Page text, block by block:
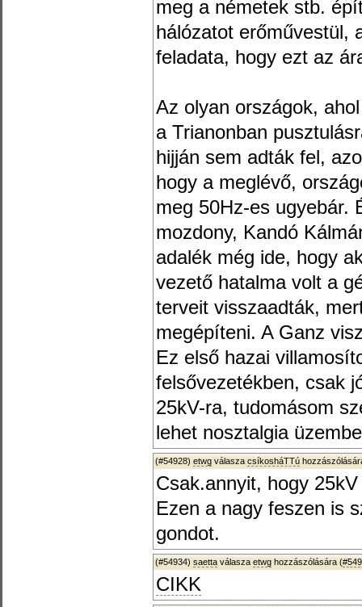
meg a németek stb.
hálózatot erőművestül,
feladata, hogy ezt az
Az olyan országok,
a Trianonban
hijján sem adták fel,
hogy a meglévő,
meg 50Hz-es ugyebár.
mozdony, Kandó
adalék még ide, hogy
vezető hatalma volt a
terveit visszaadták,
megépíteni. A Ganz
Ez első hazai
felsővezetékben, csak
25kV-ra, tudomásom
lehet nosztalgia
(#54928) etwg válasza csíkosháTTú
Csak.annyit, hogy
Ezen a nagy feszen is
gondot.
(#54934) saetta válasza etwg hozzászólására (
CIKK